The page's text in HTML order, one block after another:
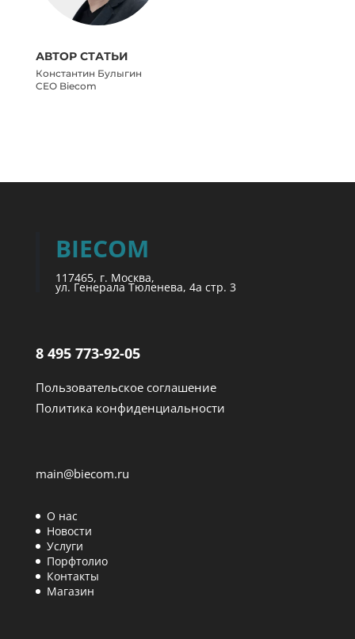
АВТОР СТАТЬИ
Константин Булыгин
CEO Biecom
BIECOM
117465, г. Москва,
ул. Генерала Тюленева, 4а стр. 3
8 495 773-92-05
Пользовательское соглашение
Политика конфиденциальности
main@biecom.ru
О нас
Новости
Услуги
Порфтолио
Контакты
Магазин